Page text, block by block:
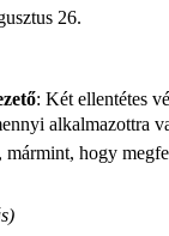
26.
: Két ellentétes
alkalmazottra
mármint, hogy